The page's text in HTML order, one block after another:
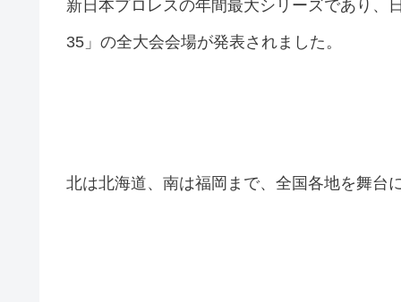
新日本プロレスの年間最大シリーズであり、
35」の全大会会場が発表されました。
北は北海道、南は福岡まで、全国各地を舞台